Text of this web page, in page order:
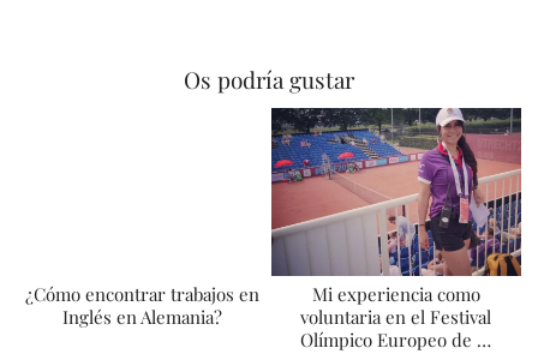
Os podría gustar
¿Cómo encontrar trabajos en
Inglés en Alemania?
Mi experiencia como
voluntaria en el Festival
Olímpico Europeo de …